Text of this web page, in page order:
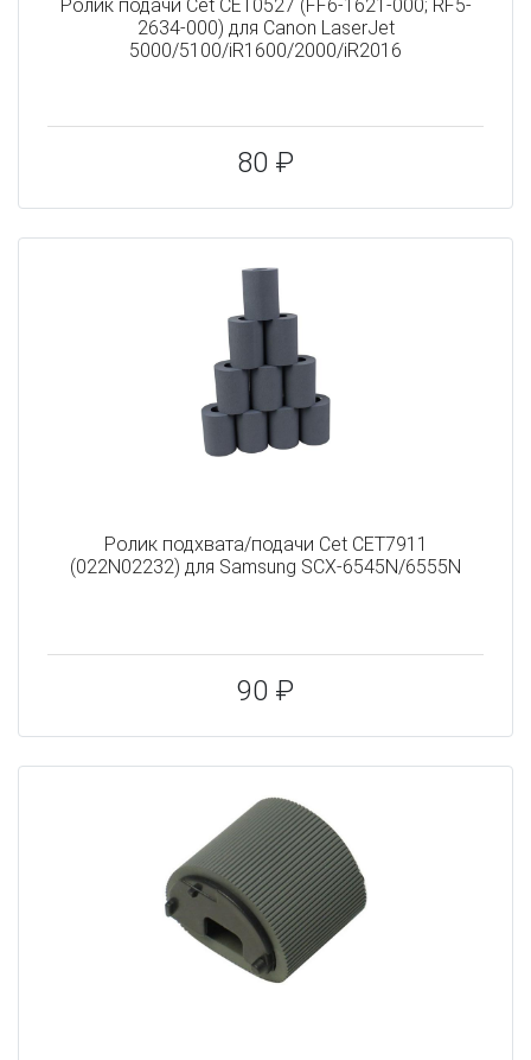
Ролик подачи Cet CET0527 (FF6-1621-000; RF5-
2634-000) для Canon LaserJet
5000/5100/iR1600/2000/iR2016
80 ₽
Ролик подхвата/подачи Cet CET7911
(022N02232) для Samsung SCX-6545N/6555N
90 ₽